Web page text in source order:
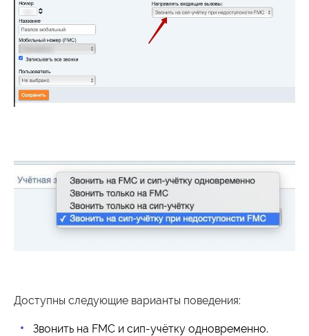
Доступны следующие варианты поведения:
Звонить на FMC и сип-учётку одновременно.